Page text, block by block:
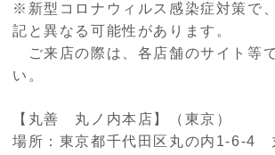
※新型コロナウィルス感染症対策で
記と異なる可能性があります。
ご来店の際は、各店舗のサイト等
い。
【丸善 丸ノ内本店】（東京）
場所：東京都千代田区丸の内1-6-4